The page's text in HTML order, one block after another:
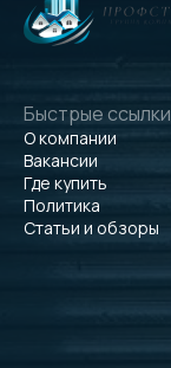
Быстрые ссылки
О компании
Вакансии
Где купить
Политика
Статьи и обзоры